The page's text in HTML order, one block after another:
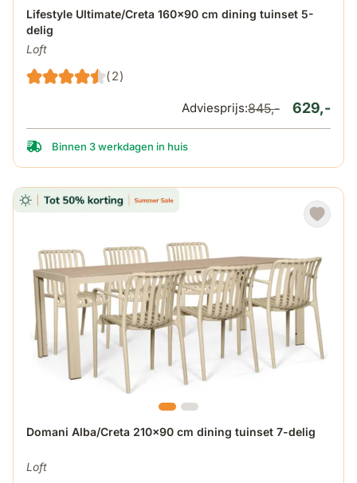
Lifestyle Ultimate/Creta 160x90 cm dining tuinset 5-
delig
Loft
(2)
De prijs is afhankelijk van de gekozen opties op de
629,-
Adviesprijs:845,-
Binnen 3 werkdagen in huis
Domani Alba/Creta 210x90 cm dining tuinset 7-delig
Loft
De prijs is afhankelijk van de gekozen opties op de